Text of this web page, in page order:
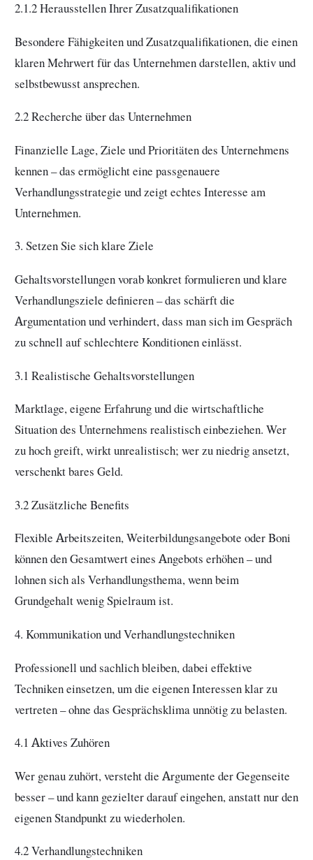
2.1.2 Herausstellen Ihrer Zusatzqualifikationen
Besondere Fähigkeiten und Zusatzqualifikationen, die einen
klaren Mehrwert für das Unternehmen darstellen, aktiv und
selbstbewusst ansprechen.
2.2 Recherche über das Unternehmen
Finanzielle Lage, Ziele und Prioritäten des Unternehmens
kennen – das ermöglicht eine passgenauere
Verhandlungsstrategie und zeigt echtes Interesse am
Unternehmen.
3. Setzen Sie sich klare Ziele
Gehaltsvorstellungen vorab konkret formulieren und klare
Verhandlungsziele definieren – das schärft die
Argumentation und verhindert, dass man sich im Gespräch
zu schnell auf schlechtere Konditionen einlässt.
3.1 Realistische Gehaltsvorstellungen
Marktlage, eigene Erfahrung und die wirtschaftliche
Situation des Unternehmens realistisch einbeziehen. Wer
zu hoch greift, wirkt unrealistisch; wer zu niedrig ansetzt,
verschenkt bares Geld.
3.2 Zusätzliche Benefits
Flexible Arbeitszeiten, Weiterbildungsangebote oder Boni
können den Gesamtwert eines Angebots erhöhen – und
lohnen sich als Verhandlungsthema, wenn beim
Grundgehalt wenig Spielraum ist.
4. Kommunikation und Verhandlungstechniken
Professionell und sachlich bleiben, dabei effektive
Techniken einsetzen, um die eigenen Interessen klar zu
vertreten – ohne das Gesprächsklima unnötig zu belasten.
4.1 Aktives Zuhören
Wer genau zuhört, versteht die Argumente der Gegenseite
besser – und kann gezielter darauf eingehen, anstatt nur den
eigenen Standpunkt zu wiederholen.
4.2 Verhandlungstechniken